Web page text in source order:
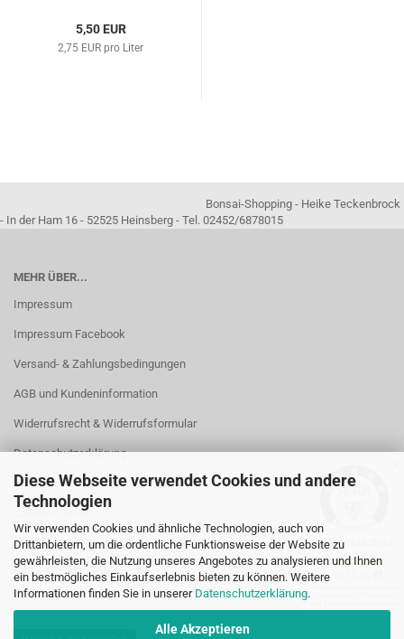
Diese Webseite verwendet Cookies und andere
Technologien
Wir verwenden Cookies und ähnliche Technologien, auch von
Drittanbietern, um die ordentliche Funktionsweise der Website zu
gewährleisten, die Nutzung unseres Angebotes zu analysieren und Ihnen
ein bestmögliches Einkaufserlebnis bieten zu können. Weitere
Informationen finden Sie in unserer Datenschutzerklärung.
Alle Akzeptieren
5,50 EUR
2,75 EUR pro Liter
Bonsai-Shopping - Heike Teckenbrock
- In der Ham 16 - 52525 Heinsberg - Tel. 02452/6878015
MEHR ÜBER...
Impressum
Impressum Facebook
Versand- & Zahlungsbedingungen
AGB und Kundeninformation
Widerrufsrecht & Widerrufsformular
Datenschutzerklärung
Kontakt
Callback Service
Öffnungszeiten
Cookie Einstellungen